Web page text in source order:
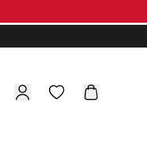
0